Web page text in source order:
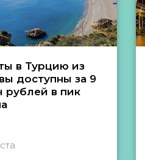
в Турцию из
доступны за 9
рублей в пик